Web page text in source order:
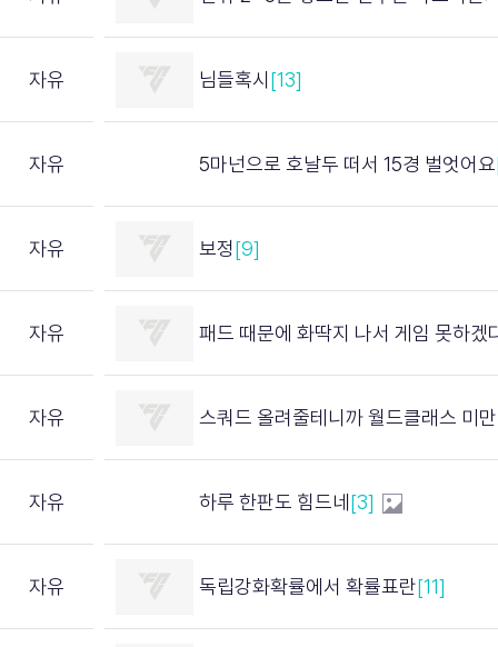
자유 님들혹시 [13]
자유 5마넌으로 호날두 떠서 15경 벌엇어요
자유 보정[9]
자유 패드 때문에 화딱지 나서 게임 못하겠
자유 스쿼드 올려줄테니까 월드클래스 미만 댓글 달면 죽는
자유 하루 한판도 힘드네 [3]
자유 독립강화확률에서 확률표란[11]